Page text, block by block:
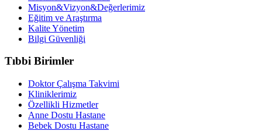
Misyon&Vizyon&Değerlerimiz
Eğitim ve Araştırma
Kalite Yönetim
Bilgi Güvenliği
Tıbbi Birimler
Doktor Çalışma Takvimi
Kliniklerimiz
Özellikli Hizmetler
Anne Dostu Hastane
Bebek Dostu Hastane